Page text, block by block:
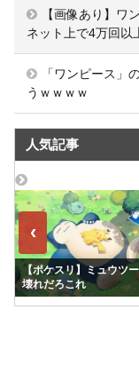
【画像あり】ワ
ネット上で4万回以
「ワンピース」
うｗｗｗｗ
人気記事
‹
【ポケスリ】ミュウツ
壊れだろこれ